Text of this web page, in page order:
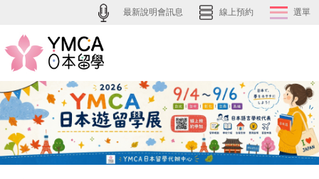
最新說明會訊息 線上預約 選單